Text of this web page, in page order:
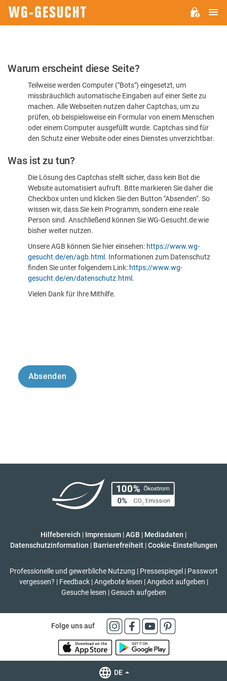
Bitte
dass
sind
Warum erscheint diese Seite?
Teilweise werden Computer ("Bots") eingesetzt, um
missbräuchlich automatische Eingaben auf einer Seite zu
machen. Alle Webseiten nutzen daher Captchas, um zu
prüfen, ob beispielsweise ein Formular von einem Menschen
oder einem Computer ausgefüllt wurde. Captchas sind für
den Schutz einer Website oder eines Dienstes unverzichtbar.
Was ist zu tun?
Die Lösung des Captchas stellt sicher, dass kein Bot die
Website automatisiert aufruft. Bitte markieren Sie daher die
Checkbox unten und klicken Sie den Button "Absenden". So
wissen wir, dass Sie kein Programm, sondern eine reale
Person sind. Anschließend können Sie WG-Gesucht.de wie
bisher weiter nutzen.
Unsere AGB können Sie hier einsehen: https://www.wg-
gesucht.de/en/agb.html . Informationen zum Datenschutz
finden Sie unter folgendem Link: https://www.wg-
gesucht.de/en/datenschutz.html .
Vielen Dank für Ihre Mithilfe.
Hilfebereich | Impressum |AGB | Mediadaten |
Datenschutzinformation | Barrierefreiheit | Cookie-Einstellungen
Professionelle und gewerbliche Nutzung | Pressespiegel | Passwort
vergessen? | Feedback | Angebote lesen | Angebot aufgeben |
Gesuche lesen | Gesuch aufgeben
Folge uns auf
DE